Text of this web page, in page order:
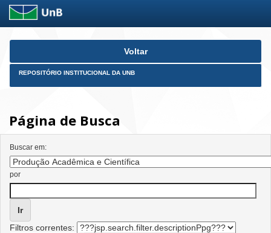
Skip
Voltar
REPOSITÓRIO INSTITUCIONAL DA UNB
Página de Busca
Buscar em:
por
Filtros correntes: